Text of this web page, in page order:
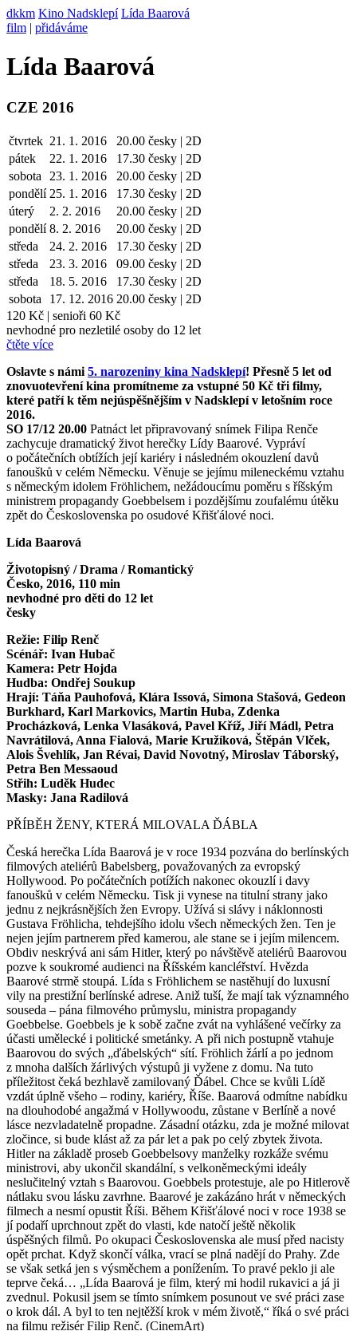
dkkm Kino Nadsklepí Lída Baarová
film | přidáváme
Lída Baarová
CZE 2016
čtvrtek 21. 1. 2016 20.00 česky | 2D
pátek
22. 1. 2016 17.30 česky | 2D
sobota
23. 1. 2016 20.00 česky | 2D
pondělí 25. 1. 2016 17.30 česky | 2D
úterý
2. 2. 2016 20.00 česky | 2D
pondělí 8. 2. 2016 20.00 česky | 2D
středa
24. 2. 2016 17.30 česky | 2D
středa
23. 3. 2016 09.00 česky | 2D
středa
18. 5. 2016 17.30 česky | 2D
sobota
17. 12. 2016 20.00 česky | 2D
120 Kč | senioři 60 Kč
nevhodné pro nezletilé osoby do 12 let
čtěte více
Oslavte s námi 5. narozeniny kina Nadsklepí! Přesně 5 let od
znovuotevření kina promítneme za vstupné 50 Kč tři filmy,
které patří k těm nejúspěšnějším v Nadsklepí v letošním roce
2016.
SO 17/12 20.00 Patnáct let připravovaný snímek Filipa Renče
zachycuje dramatický život herečky Lídy Baarové. Vypráví
o počátečních obtížích její kariéry i následném okouzlení davů
fanoušků v celém Německu. Věnuje se jejímu mileneckému vztahu
s německým idolem Fröhlichem, nežádoucímu poměru s říšským
ministrem propagandy Goebbelsem i pozdějšímu zoufalému útěku
zpět do Československa po osudové Křišťálové noci.
Lída Baarová
Životopisný / Drama / Romantický
Česko, 2016, 110 min
nevhodné pro děti do 12 let
česky
Režie: Filip Renč
Scénář: Ivan Hubač
Kamera: Petr Hojda
Hudba: Ondřej Soukup
Hrají: Táňa Pauhofová, Klára Issová, Simona Stašová, Gedeon
Burkhard, Karl Markovics, Martin Huba, Zdenka
Procházková, Lenka Vlasáková, Pavel Kříž, Jiří Mádl, Petra
Navrátilová, Anna Fialová, Marie Kružíková, Štěpán Vlček,
Alois Švehlík, Jan Révai, David Novotný, Miroslav Táborský,
Petra Ben Messaoud
Střih: Luděk Hudec
Masky: Jana Radilová
PŘÍBĚH ŽENY, KTERÁ MILOVALA ĎÁBLA
Česká herečka Lída Baarová je v roce 1934 pozvána do berlínských
filmových ateliérů Babelsberg, považovaných za evropský
Hollywood. Po počátečních potížích nakonec okouzlí i davy
fanoušků v celém Německu. Tisk ji vynese na titulní strany jako
jednu z nejkrásnějších žen Evropy. Užívá si slávy i náklonnosti
Gustava Fröhlicha, tehdejšího idolu všech německých žen. Ten je
nejen jejím partnerem před kamerou, ale stane se i jejím milencem.
Obdiv neskrývá ani sám Hitler, který po návštěvě ateliérů Baarovou
pozve k soukromé audienci na Říšském kancléřství. Hvězda
Baarové strmě stoupá. Lída s Fröhlichem se nastěhují do luxusní
vily na prestižní berlínské adrese. Aniž tuší, že mají tak významného
souseda – pána filmového průmyslu, ministra propagandy
Goebbelse. Goebbels je k sobě začne zvát na vyhlášené večírky za
účasti umělecké i politické smetánky. A při nich postupně vtahuje
Baarovou do svých „ďábelských“ sítí. Fröhlich žárlí a po jednom
z mnoha dalších žárlivých výstupů ji vyžene z domu. Na tuto
příležitost čeká bezhlavě zamilovaný Ďábel. Chce se kvůli Lídě
vzdát úplně všeho – rodiny, kariéry, Říše. Baarová odmítne nabídku
na dlouhodobé angažmá v Hollywoodu, zůstane v Berlíně a nové
lásce nezvladatelně propadne. Zásadní otázku, zda je možné milovat
zločince, si bude klást až za pár let a pak po celý zbytek života.
Hitler na základě proseb Goebbelsovy manželky rozkáže svému
ministrovi, aby ukončil skandální, s velkoněmeckými ideály
neslučitelný vztah s Baarovou. Goebbels protestuje, ale po Hitlerově
nátlaku svou lásku zavrhne. Baarové je zakázáno hrát v německých
filmech a nesmí opustit Říši. Během Křišťálové noci v roce 1938 se
jí podaří uprchnout zpět do vlasti, kde natočí ještě několik
úspěšných filmů. Po okupaci Československa ale musí před nacisty
opět prchat. Když skončí válka, vrací se plná nadějí do Prahy. Zde
se však setká jen s výsměchem a ponížením. To pravé peklo ji ale
teprve čeká… „Lída Baarová je film, který mi hodil rukavici a já ji
zvednul. Pokusil jsem se tímto snímkem posunout ve své práci zase
o krok dál. A byl to ten nejtěžší krok v mém životě,“ říká o své práci
na filmu režisér Filip Renč. (CinemArt)